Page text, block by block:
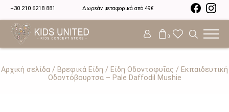
+30 210 6218 881 Δωρεάν μεταφορικά από 49€
0
Αρχική σελίδα / Βρεφικά Είδη / Είδη Οδοντοφυΐας / Εκπαιδευτική
Οδοντόβουρτσα – Pale Daffodil Mushie